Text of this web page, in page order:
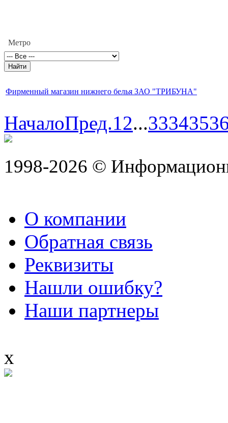
Метро
Фирменный магазин нижнего белья ЗАО "ТРИБУНА"
НачалоПред.12...333435
1998-2026 ©
О компании
Обратная связь
Реквизиты
Нашли ошибку?
Наши партнеры
x